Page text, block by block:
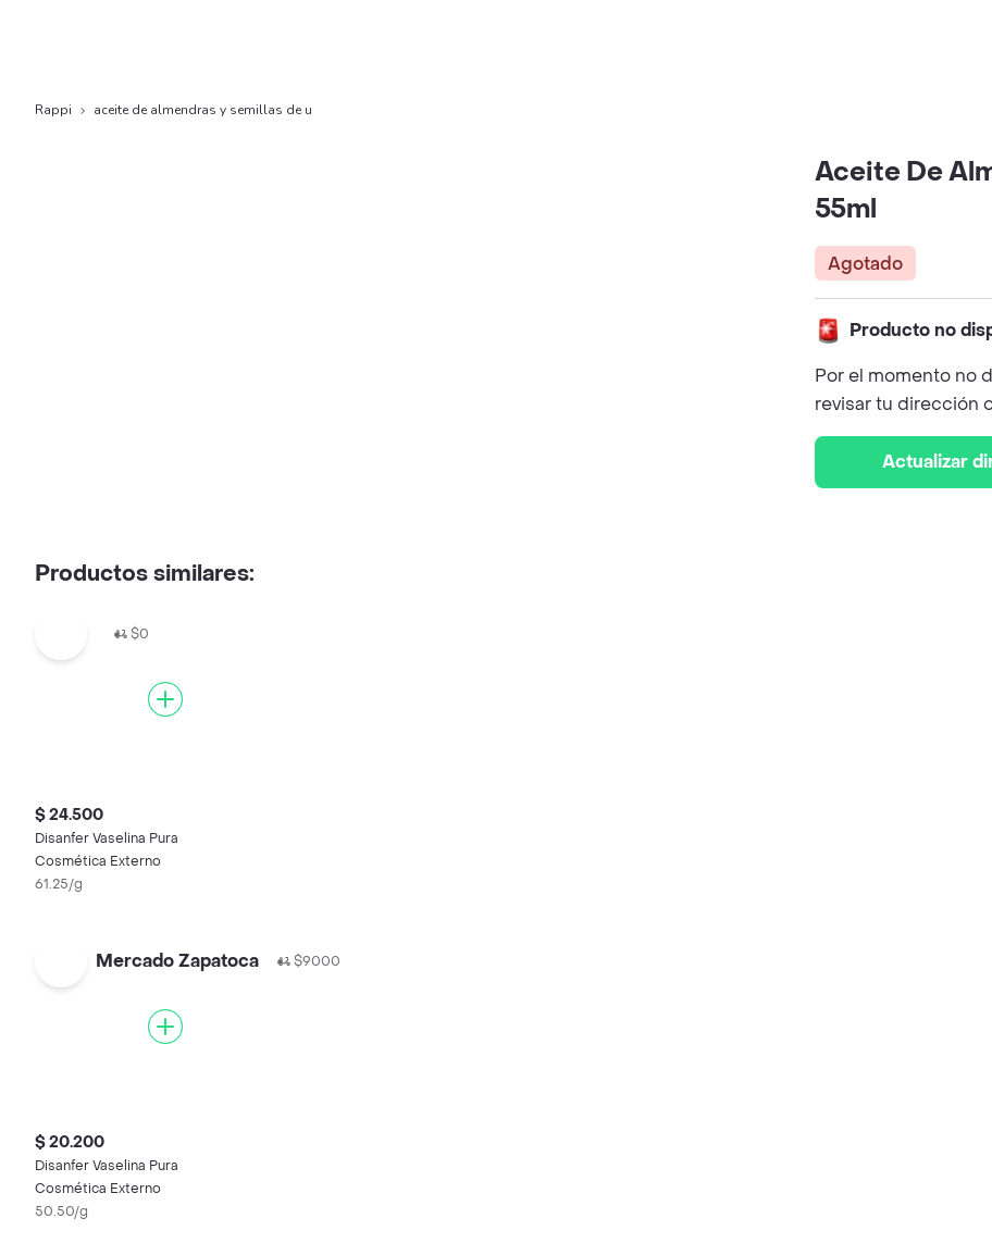
Rappi aceite de almendras y semillas de u
Aceite De
55ml
Agotado
Producto no
Por el momento no
revisar tu dirección
Actualizar
Productos similares:
$0
$ 24.500
Disanfer Vaselina Pura
Cosmética Externo
61.25/g
Mercado Zapatoca $9000
$ 20.200
Disanfer Vaselina Pura
Cosmética Externo
50.50/g